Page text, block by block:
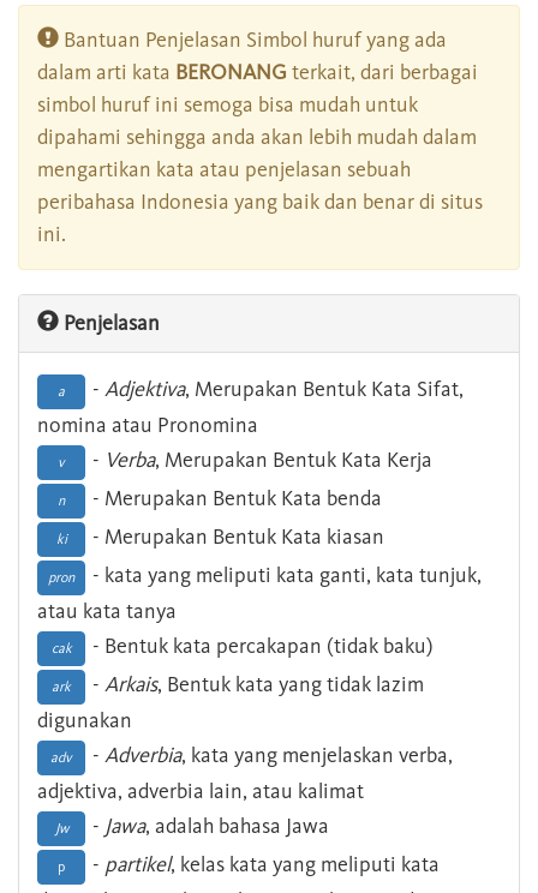
Bantuan Penjelasan Simbol huruf yang ada
dalam arti kata BERONANG terkait, dari berbagai
simbol huruf ini semoga bisa mudah untuk
dipahami sehingga anda akan lebih mudah dalam
mengartikan kata atau penjelasan sebuah
peribahasa Indonesia yang baik dan benar di situs
ini.
Penjelasan
a - Adjektiva, Merupakan Bentuk Kata Sifat,
nomina atau Pronomina
v - Verba, Merupakan Bentuk Kata Kerja
n - Merupakan Bentuk Kata benda
ki - Merupakan Bentuk Kata kiasan
pron
- kata yang meliputi kata ganti, kata tunjuk,
atau kata tanya
cak - Bentuk kata percakapan (tidak baku)
ark - Arkais, Bentuk kata yang tidak lazim
digunakan
adv - Adverbia, kata yang menjelaskan verba,
adjektiva, adverbia lain, atau kalimat
Jw - Jawa, adalah bahasa Jawa
p - partikel, kelas kata yang meliputi kata